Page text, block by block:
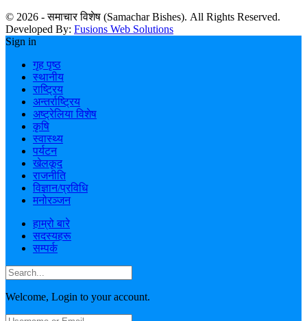
© 2026 - समाचार विशेष (Samachar Bishes). All Rights Reserved.
Developed By: Fusions Web Solutions
Sign in
गृह पृष्ठ
स्थानीय
राष्ट्रिय
अन्तर्राष्ट्रिय
अष्ट्रेलिया विशेष
कृषि
स्वास्थ्य
पर्यटन
खेलकूद
राजनीति
विज्ञान/प्रविधि
मनोरञ्जन
हाम्रो बारे
सदस्यहरू
सम्पर्क
Welcome, Login to your account.